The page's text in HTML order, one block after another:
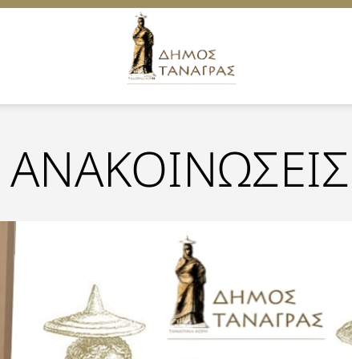
ΑΝΑΚΟΙΝΩΣΕΙΣ